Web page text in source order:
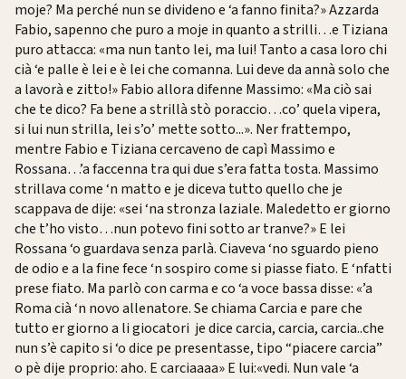
moje? Ma perché nun se divideno e ‘a fanno finita?» Azzarda
Fabio, sapenno che puro a moje in quanto a strilli…e Tiziana
puro attacca: «ma nun tanto lei, ma lui! Tanto a casa loro chi
cià ‘e palle è lei e è lei che comanna. Lui deve da annà solo che
a lavorà e zitto!» Fabio allora difenne Massimo: «Ma ciò sai
che te dico? Fa bene a strillà stò poraccio…co’ quela vipera,
si lui nun strilla, lei s’o’ mette sotto...». Ner frattempo,
mentre Fabio e Tiziana cercaveno de capì Massimo e
Rossana…’a faccenna tra qui due s’era fatta tosta. Massimo
strillava come ‘n matto e je diceva tutto quello che je
scappava de dije: «sei ‘na stronza laziale. Maledetto er giorno
che t’ho visto…nun potevo fini sotto ar tranve?» E lei
Rossana ‘o guardava senza parlà. Ciaveva ‘no sguardo pieno
de odio e a la fine fece ‘n sospiro come si piasse fiato. E ‘nfatti
prese fiato. Ma parlò con carma e co ‘a voce bassa disse: «’a
Roma cià ‘n novo allenatore. Se chiama Carcia e pare che
tutto er giorno a li giocatori je dice carcia, carcia, carcia..che
nun s’è capito si ‘o dice pe presentasse, tipo “piacere carcia”
o pè dije proprio: aho. E carciaaaa» E lui:«vedi. Nun vale ‘a